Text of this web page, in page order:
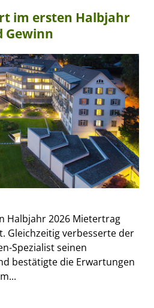
im ersten Halbjahr
Gewinn
Halbjahr 2026 Mietertrag
Gleichzeitig verbesserte der
Spezialist seinen
bestätigte die Erwartungen